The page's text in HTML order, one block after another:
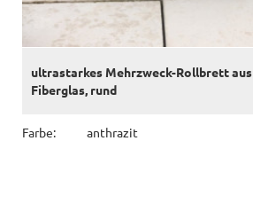
ultrastarkes Mehrzweck-Rollbrett aus
Fiberglas, rund
Farbe: anthrazit